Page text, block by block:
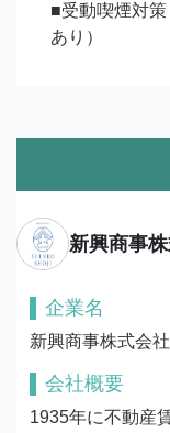
■受動喫煙対
あり）
新興商事
企業名
新興商事株式会社
会社概要
1935年に不動産